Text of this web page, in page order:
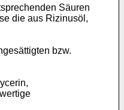
Säuren
die aus Rizinusöl,
bzw.